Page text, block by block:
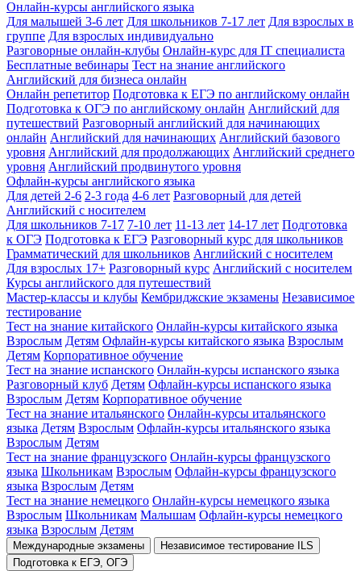
Онлайн-курсы английского языка
Для малышей 3-6 лет Для школьников 7-17 лет Для взрослых в
группе Для взрослых индивидуально
Разговорные онлайн-клубы Онлайн-курс для IT специалиста
Бесплатные вебинары Тест на знание английского
Английский для бизнеса онлайн
Онлайн репетитор Подготовка к ЕГЭ по английскому онлайн
Подготовка к ОГЭ по английскому онлайн Английский для
путешествий Разговорный английский для начинающих
онлайн Английский для начинающих Английский базового
уровня Английский для продолжающих Английский среднего
уровня Английский продвинутого уровня
Офлайн-курсы английского языка
Для детей 2-6 2-3 года 4-6 лет Разговорный для детей
Английский с носителем
Для школьников 7-17 7-10 лет 11-13 лет 14-17 лет Подготовка
к ОГЭ Подготовка к ЕГЭ Разговорный курс для школьников
Грамматический для школьников Английский с носителем
Для взрослых 17+ Разговорный курс Английский с носителем
Курсы английского для путешествий
Мастер-классы и клубы Кембриджские экзамены Независимое
тестирование
Тест на знание китайского Онлайн-курсы китайского языка
Взрослым Детям Офлайн-курсы китайского языка Взрослым
Детям Корпоративное обучение
Тест на знание испанского Онлайн-курсы испанского языка
Разговорный клуб Детям Офлайн-курсы испанского языка
Взрослым Детям Корпоративное обучение
Тест на знание итальянского Онлайн-курсы итальянского
языка Детям Взрослым Офлайн-курсы итальянского языка
Взрослым Детям
Тест на знание французского Онлайн-курсы французского
языка Школьникам Взрослым Офлайн-курсы французского
языка Взрослым Детям
Тест на знание немецкого Онлайн-курсы немецкого языка
Взрослым Школьникам Малышам Офлайн-курсы немецкого
языка Взрослым Детям
Международные экзамены
Независимое тестирование ILS
Подготовка к ЕГЭ, ОГЭ